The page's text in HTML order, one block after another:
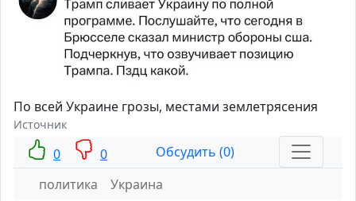
По всей Украине грозы, местами землетрясения
Источник
0 0
Обсудить (0)
политика
Украина